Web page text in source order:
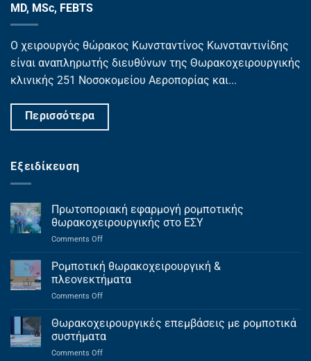
MD, MSc, FEBTS
Ο χειρουργός θώρακος Κωνσταντίνος Κωνσταντινίδης
είναι αναπληρωτής διευθύνων της Θωρακοχειρουργικής
κλινικής 251 Νοσοκομείου Αεροπορίας και...
Περισσότερα
Εξειδίκευση
Πρωτοποριακή εφαρμογή ρομποτικής
θωρακοχειρουργικής στο ΕΣΥ
Comments Offon
εφαρμογή
ρομποτικής
θωρακοχειρουργικής
στο
Ρομποτική θωρακοχειρουργική &
πλεονεκτήματα
Comments Offon
θωρακοχειρουργική
πλεονεκτήματα
Θωρακοχειρουργικές επεμβάσεις με ρομποτικά
συστήματα
Comments Offon